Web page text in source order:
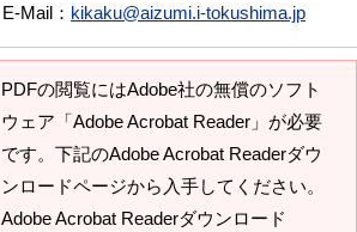
E-Mail ： kikaku@aizumi.i-tokushima.jp
PDFの閲覧にはAdobe社の無償のソフト
ウェア「Adobe Acrobat Reader」が必要
です。下記のAdobe Acrobat Readerダウ
ンロードページから入手してください。
Adobe Acrobat Readerダウンロード